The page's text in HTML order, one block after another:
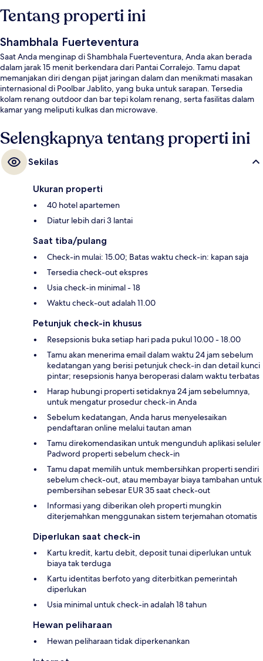
Tentang properti ini
Shambhala Fuerteventura
Saat Anda menginap di Shambhala Fuerteventura, Anda akan berada
dalam jarak 15 menit berkendara dari Pantai Corralejo. Tamu dapat
memanjakan diri dengan pijat jaringan dalam dan menikmati masakan
internasional di Poolbar Jablito, yang buka untuk sarapan. Tersedia
kolam renang outdoor dan bar tepi kolam renang, serta fasilitas dalam
kamar yang meliputi kulkas dan microwave.
Selengkapnya tentang properti ini
Sekilas
Ukuran properti
40 hotel apartemen
Diatur lebih dari 3 lantai
Saat tiba/pulang
Check-in mulai: 15.00; Batas waktu check-in: kapan saja
Tersedia check-out ekspres
Usia check-in minimal - 18
Waktu check-out adalah 11.00
Petunjuk check-in khusus
Resepsionis buka setiap hari pada pukul 10.00 - 18.00
Tamu akan menerima email dalam waktu 24 jam sebelum
kedatangan yang berisi petunjuk check-in dan detail kunci
pintar; resepsionis hanya beroperasi dalam waktu terbatas
Harap hubungi properti setidaknya 24 jam sebelumnya,
untuk mengatur prosedur check-in Anda
Sebelum kedatangan, Anda harus menyelesaikan
pendaftaran online melalui tautan aman
Tamu direkomendasikan untuk mengunduh aplikasi seluler
Padword properti sebelum check-in
Tamu dapat memilih untuk membersihkan properti sendiri
sebelum check-out, atau membayar biaya tambahan untuk
pembersihan sebesar EUR 35 saat check-out
Informasi yang diberikan oleh properti mungkin
diterjemahkan menggunakan sistem terjemahan otomatis
Diperlukan saat check-in
Kartu kredit, kartu debit, deposit tunai diperlukan untuk
biaya tak terduga
Kartu identitas berfoto yang diterbitkan pemerintah
diperlukan
Usia minimal untuk check-in adalah 18 tahun
Hewan peliharaan
Hewan peliharaan tidak diperkenankan